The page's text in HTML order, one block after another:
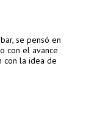
se pensó en
con el avance
con la idea de